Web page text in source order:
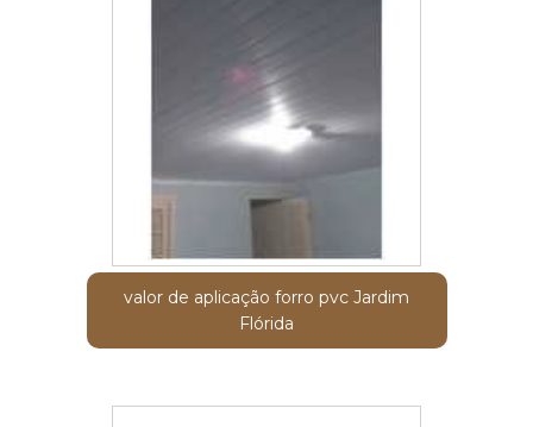
valor de aplicação forro pvc Jardim
Flórida